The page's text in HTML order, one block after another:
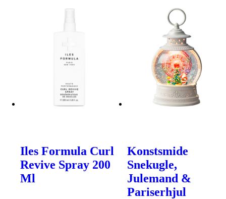
Iles Formula Curl
Revive Spray 200
Ml
Konstsmide
Snekugle,
Julemand &
Pariserhjul